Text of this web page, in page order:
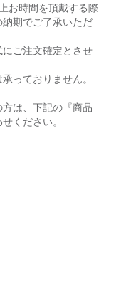
お時間を頂戴する際
期でご了承いただ
ご注文確定とさせ
っておりません。
は、下記の『商品
ください。